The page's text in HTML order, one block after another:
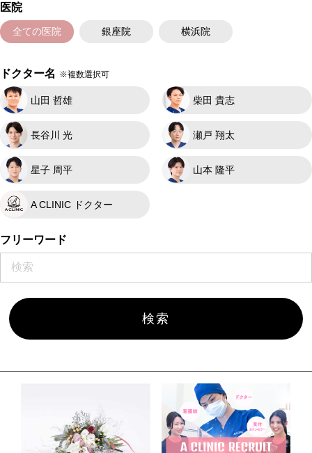
医院
全ての医院 銀座院 横浜院
ドクター名 ※複数選択可
山田 哲雄 柴田 貴志
長谷川 光 瀬戸 翔太
星子 周平 山本 隆平
A CLINIC ドクター
フリーワード